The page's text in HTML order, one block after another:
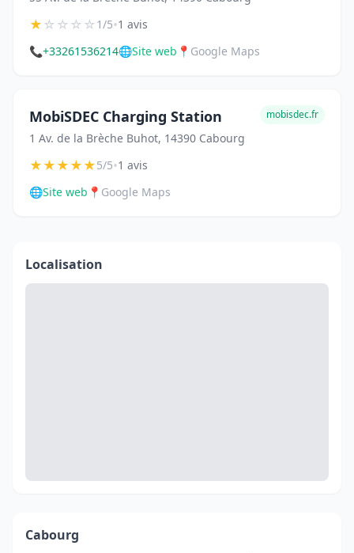
★☆☆☆☆1/5•1 avis
📞+33261536214🌐Site web 📍 Google Maps
MobiSDEC Charging Station
1 Av. de la Brèche Buhot, 14390 Cabourg
mobisdec.fr
★★★★★5/5•1 avis
🌐Site web 📍 Google Maps
Localisation
Cabourg